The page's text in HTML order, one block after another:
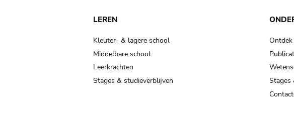
LEREN
Kleuter- & lagere school
Middelbare school
Leerkrachten
Stages & studieverblijven
Stages